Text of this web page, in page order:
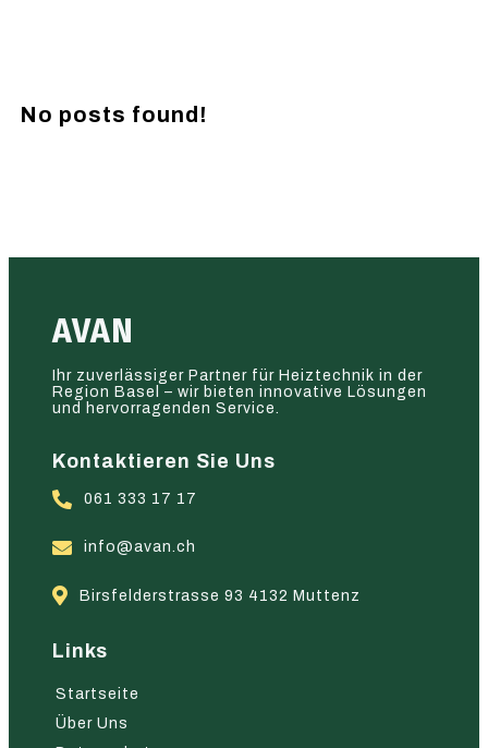
No posts found!
AVAN
Ihr zuverlässiger Partner für Heiztechnik in der
Region Basel – wir bieten innovative Lösungen
und hervorragenden Service.
Kontaktieren Sie Uns
061 333 17 17
info@avan.ch
Birsfelderstrasse 93 4132 Muttenz
Links
Startseite
Über Uns